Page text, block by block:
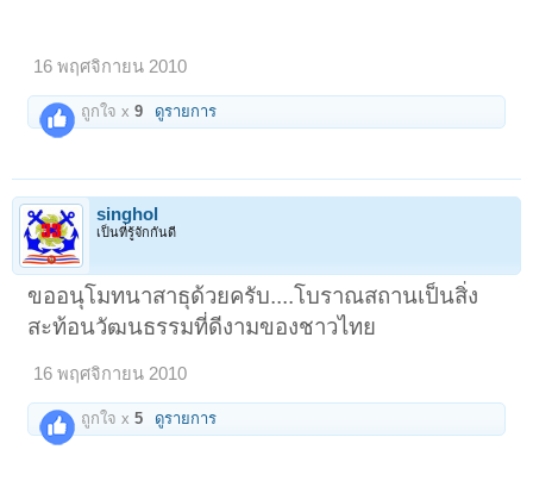
16 พฤศจิกายน 2010
ถูกใจ x9 ดูรายการ
singhol
เป็นที่รู้จักกันดี
ขออนุโมทนาสาธุด้วยครับ....โบราณสถานเป็นสิ่ง
สะท้อนวัฒนธรรมที่ดีงามของชาวไทย
16 พฤศจิกายน 2010
ถูกใจ x5 ดูรายการ